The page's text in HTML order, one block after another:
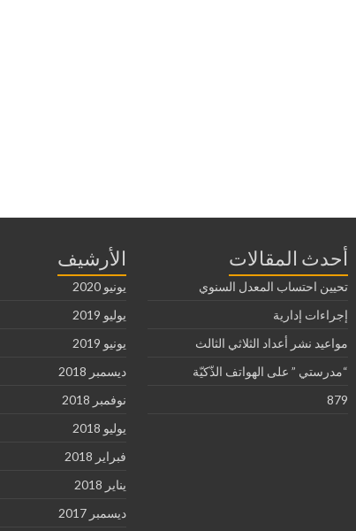
أحدث المقالات
تحيين احتساب المعدل السنوي
إجراءات إدارية
مواعيد نشر أعداد الثلاثي الثالث
“مدرستي ” على الهواتف الذّكيّة
879
الأرشيف
يونيو 2020
يوليو 2019
يونيو 2019
ديسمبر 2018
نوفمبر 2018
يوليو 2018
فبراير 2018
يناير 2018
ديسمبر 2017